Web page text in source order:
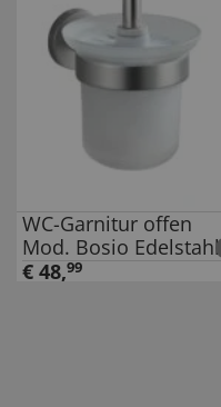
WC-Garnitur offen
Mod. Bosio Edelstahl
matt, rostfrei
€ 48,99